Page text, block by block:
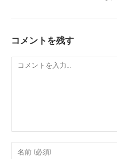
コメントを残す